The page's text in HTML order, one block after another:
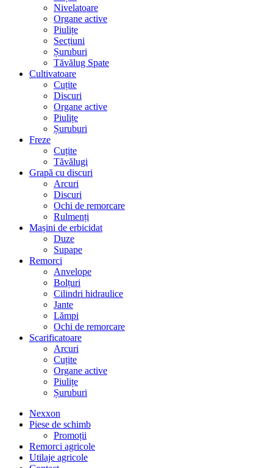
Nivelatoare
Organe active
Piulițe
Secțiuni
Șuruburi
Tăvălug Spate
Cultivatoare
Cuțite
Discuri
Organe active
Piulițe
Șuruburi
Freze
Cuțite
Tăvălugi
Grapă cu discuri
Arcuri
Discuri
Ochi de remorcare
Rulmenți
Mașini de erbicidat
Duze
Supape
Remorci
Anvelope
Bolțuri
Cilindri hidraulice
Jante
Lămpi
Ochi de remorcare
Scarificatoare
Arcuri
Cuțite
Organe active
Piulițe
Șuruburi
Nexxon
Piese de schimb
Promoții
Remorci agricole
Utilaje agricole